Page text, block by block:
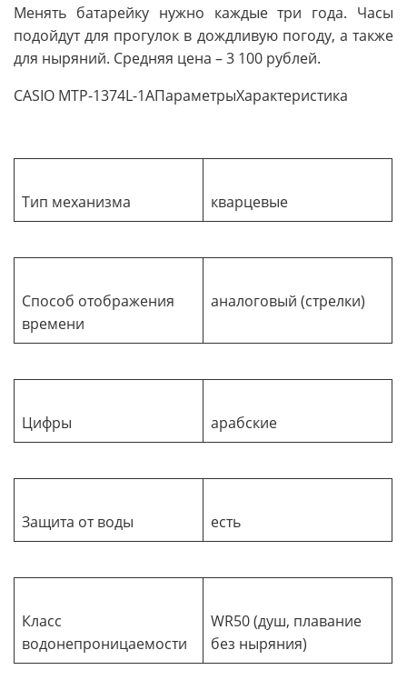
Менять батарейку нужно каждые три года. Часы
подойдут для прогулок в дождливую погоду, а также
для ныряний. Средняя цена – 3 100 рублей.
CASIO MTP-1374L-1AПараметрыХарактеристика
Тип механизма кварцевые
Способ отображения
времени
аналоговый (стрелки)
Цифры арабские
Защита от воды есть
Класс
водонепроницаемости
WR50 (душ, плавание
без ныряния)